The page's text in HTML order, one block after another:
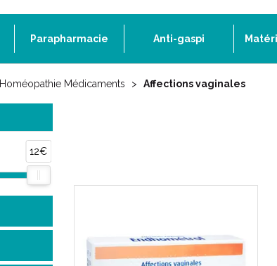
Parapharmacie Anti-gaspi
Homéopathie Médicaments Affections vaginales
12€